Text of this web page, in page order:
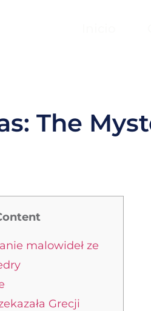
The
malowideł ze
Grecji